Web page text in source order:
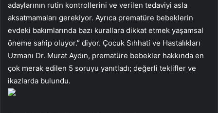
adaylarının rutin kontrollerini ve verilen tedaviyi asla
aksatmamaları gerekiyor. Ayrıca prematüre bebeklerin
evdeki bakımlarında bazı kurallara dikkat etmek yaşamsal
öneme sahip oluyor.” diyor. Çocuk Sıhhati ve Hastalıkları
Uzmanı Dr. Murat Aydın, prematüre bebekler hakkında en
çok merak edilen 5 soruyu yanıtladı; değerli teklifler ve
ikazlarda bulundu.